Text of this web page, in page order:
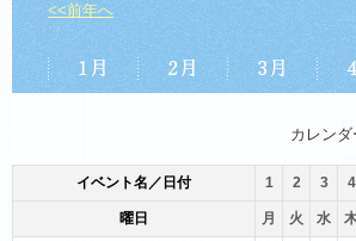
<<前年へ
カレン
イベント名／日付 1 2 3 4
曜日 月 火 水